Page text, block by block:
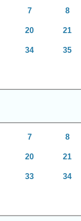
7 8
20 21
34 35
7 8
20 21
33 34